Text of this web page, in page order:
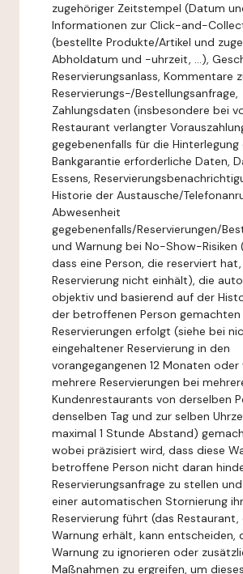
zugehöriger Zeitstempel (Datum
Informationen zur Click-and-
(bestellte Produkte/Artikel und
Abholdatum und -uhrzeit, ...),
Reservierungsanlass, Kommentare
Reservierungs-/Bestellungsanfrage,
Zahlungsdaten (insbesondere bei
Restaurant verlangter
gegebenenfalls für die Hinterlegung
Bankgarantie erforderliche Daten,
Essens,
Historie der Austausche/
Abwesenheit
gegebenenfalls/Reservierungen/
und Warnung bei No-Show-Risiken
dass eine Person, die reserviert
Reservierung nicht einhält), die
objektiv und basierend auf der
der betroffenen Person gemachten
Reservierungen erfolgt (siehe bei
eingehaltener Reservierung in den
vorangegangenen 12 Monaten oder
mehrere Reservierungen bei
Kundenrestaurants von derselben
denselben Tag und zur selben
maximal 1 Stunde Abstand)
wobei präzisiert wird, dass diese
betroffene Person nicht daran
Reservierungsanfrage zu stellen
einer automatischen Stornierung
Reservierung führt (das Restaurant,
Warnung erhält, kann entscheiden,
Warnung zu ignorieren oder
Maßnahmen zu ergreifen, um